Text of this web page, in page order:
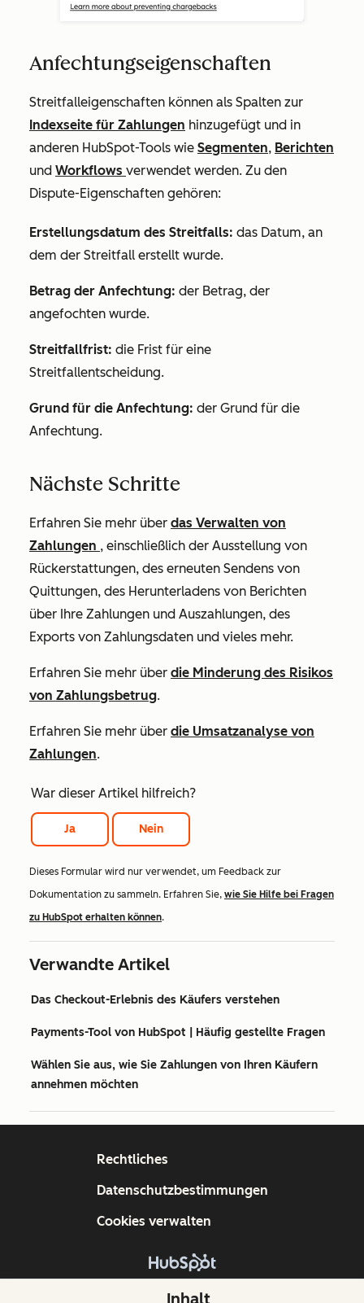
Anfechtungseigenschaften
Streitfalleigenschaften können als Spalten zur
Indexseite für Zahlungen hinzugefügt und in
anderen HubSpot-Tools wie Segmenten, Berichten
und Workflows verwendet werden. Zu den
Dispute-Eigenschaften gehören:
Erstellungsdatum des Streitfalls: das Datum, an
dem der Streitfall erstellt wurde.
Betrag der Anfechtung: der Betrag, der
angefochten wurde.
Streitfallfrist: die Frist für eine
Streitfallentscheidung.
Grund für die Anfechtung: der Grund für die
Anfechtung.
Nächste Schritte
Erfahren Sie mehr über das Verwalten von
Zahlungen , einschließlich der Ausstellung von
Rückerstattungen, des erneuten Sendens von
Quittungen, des Herunterladens von Berichten
über Ihre Zahlungen und Auszahlungen, des
Exports von Zahlungsdaten und vieles mehr.
Erfahren Sie mehr über die Minderung des Risikos
von Zahlungsbetrug.
Erfahren Sie mehr über die Umsatzanalyse von
Zahlungen.
War dieser Artikel hilfreich?
Ja Nein
Dieses Formular wird nur verwendet, um Feedback zur
Dokumentation zu sammeln. Erfahren Sie, wie Sie Hilfe bei Fragen
zu HubSpot erhalten können.
Verwandte Artikel
Das Checkout-Erlebnis des Käufers verstehen
Payments-Tool von HubSpot | Häufig gestellte Fragen
Wählen Sie aus, wie Sie Zahlungen von Ihren Käufern
annehmen möchten
Inhalt
Copyright © 2026 HubSpot, Inc.
Rechtliches
Datenschutzbestimmungen
Cookies verwalten